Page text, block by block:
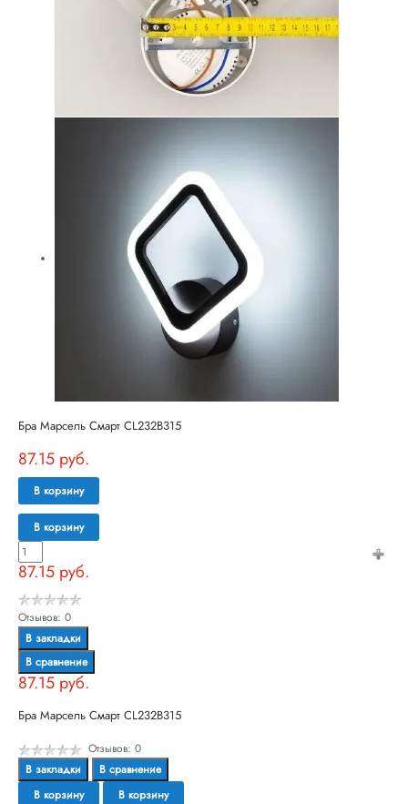
Бра Марсель Смарт CL232B315
87.15 руб.
В корзину
В корзину
87.15 руб.
Отзывов: 0
В закладки
В сравнение
87.15 руб.
Бра Марсель Смарт CL232B315
Отзывов: 0
В закладки
В сравнение
В корзину
В корзину